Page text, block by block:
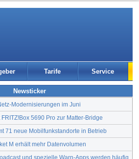
Tarife Service
Newsticker
Modernisierungen im Juni
5690 Pro zur Matter-Bridge
71 neue Mobilfunkstandorte in Betrieb
M erhält mehr Datenvolumen
und spezielle Warn-Apps werden häufig